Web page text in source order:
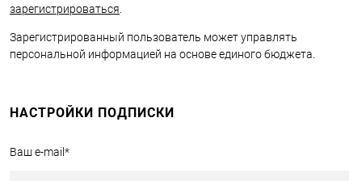
зарегистрироваться
Зарегистрированный пользователь может управлять
персональной информацией на основе единого бюджета.
НАСТРОЙКИ ПОДПИСКИ
Ваш e-mail *